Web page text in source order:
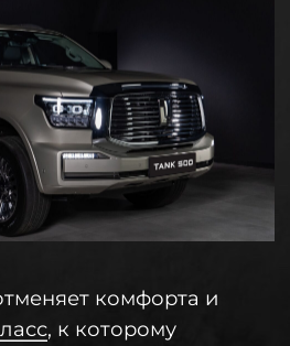
но и суровым
показал себя
на
температурах,
асфальт.
локализовали
у него удобное
а в
лобового